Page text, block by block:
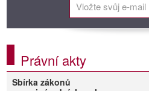
Právní akty
Sbírka zákonů